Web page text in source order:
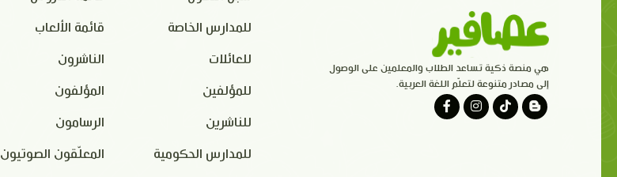
هي منصة ذكية تساعد الطلاب والمعلمين على الوصول
إلى مصادر متنوعة لتعلّم اللغة العربية.
للمدارس الخاصة
للعائلات
للمؤلفين
للناشرين
للمدارس الحكومية
قائمة الألعاب
الناشرون
المؤلفون
الرسامون
المعلّقون الصوتيون